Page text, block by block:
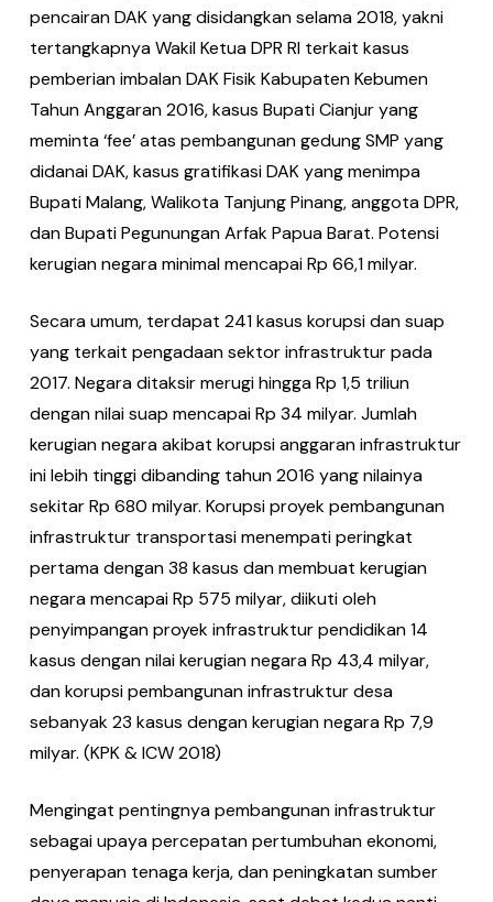
pencairan DAK yang disidangkan selama 2018, yakni
tertangkapnya Wakil Ketua DPR RI terkait kasus
pemberian imbalan DAK Fisik Kabupaten Kebumen
Tahun Anggaran 2016, kasus Bupati Cianjur yang
meminta ‘fee’ atas pembangunan gedung SMP yang
didanai DAK, kasus gratifikasi DAK yang menimpa
Bupati Malang, Walikota Tanjung Pinang, anggota DPR,
dan Bupati Pegunungan Arfak Papua Barat. Potensi
kerugian negara minimal mencapai Rp 66,1 milyar.
Secara umum, terdapat 241 kasus korupsi dan suap
yang terkait pengadaan sektor infrastruktur pada
2017. Negara ditaksir merugi hingga Rp 1,5 triliun
dengan nilai suap mencapai Rp 34 milyar. Jumlah
kerugian negara akibat korupsi anggaran infrastruktur
ini lebih tinggi dibanding tahun 2016 yang nilainya
sekitar Rp 680 milyar. Korupsi proyek pembangunan
infrastruktur transportasi menempati peringkat
pertama dengan 38 kasus dan membuat kerugian
negara mencapai Rp 575 milyar, diikuti oleh
penyimpangan proyek infrastruktur pendidikan 14
kasus dengan nilai kerugian negara Rp 43,4 milyar,
dan korupsi pembangunan infrastruktur desa
sebanyak 23 kasus dengan kerugian negara Rp 7,9
milyar. (KPK & ICW 2018)
Mengingat pentingnya pembangunan infrastruktur
sebagai upaya percepatan pertumbuhan ekonomi,
penyerapan tenaga kerja, dan peningkatan sumber